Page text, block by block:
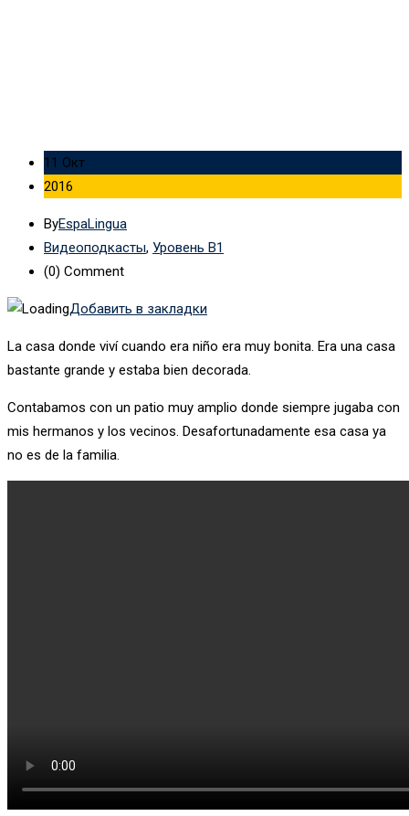
11 Окт
2016
ByEspaLingua
Видеоподкасты, Уровень B1
(0) Comment
Добавить в закладки
La casa donde viví cuando era niño era muy bonita. Era una casa
bastante grande y estaba bien decorada.
Contabamos con un patio muy amplio donde siempre jugaba con
mis hermanos y los vecinos. Desafortunadamente esa casa ya
no es de la familia.